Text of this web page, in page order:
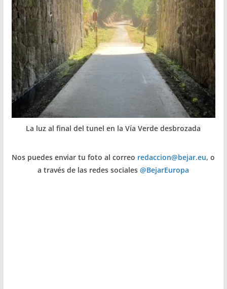
La luz al final del tunel en la Vía Verde desbrozada
Nos puedes enviar tu foto al correo redaccion@bejar.eu, o
a través de las redes sociales@BejarEuropa